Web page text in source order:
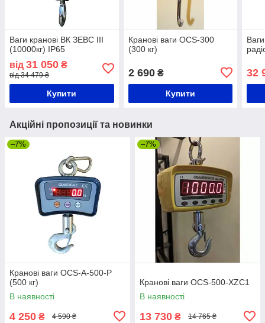
Ваги кранові ВК ЗЕВС III
(10000кг) IP65
від 31 050 ₴
від 34 479 ₴
Купити
Кранові ваги OCS-300
(300 кг)
2 690₴
Купити
32
Акційні пропозиції та новинки
–7%
Кранові ваги OCS-A-500-P
(500 кг)
В наявності
4 250 ₴ 4 590 ₴
–7%
Кранові ваги OCS-500-XZC1
В наявності
13 730 ₴ 14 765 ₴